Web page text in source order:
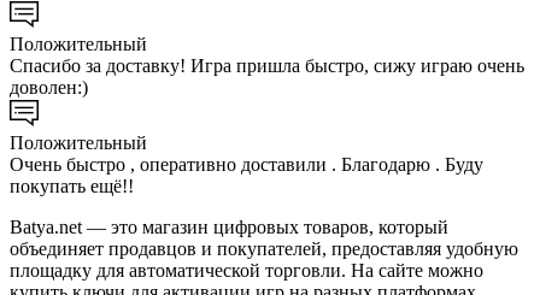
Положительный
Спасибо за доставку! Игра пришла быстро, сижу играю очень
доволен:)
Положительный
Очень быстро , оперативно доставили . Благодарю . Буду
покупать ещё!!
Batya.net — это магазин цифровых товаров, который
объединяет продавцов и покупателей, предоставляя удобную
площадку для автоматической торговли. На сайте можно